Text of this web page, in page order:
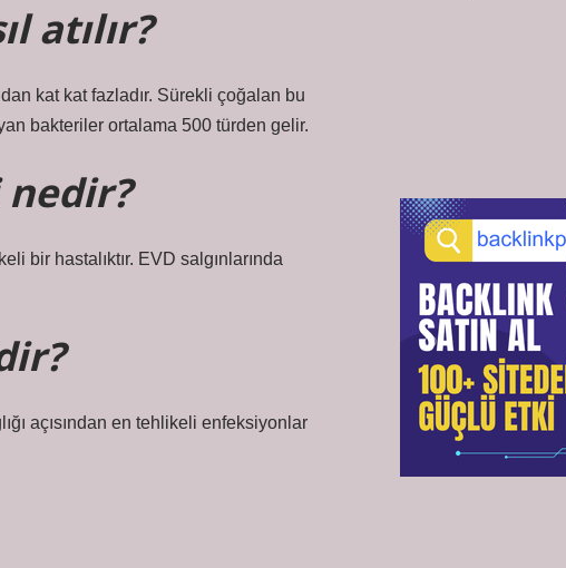
atılır?
kat kat fazladır. Sürekli çoğalan bu
bakteriler ortalama 500 türden gelir.
bir hastalıktır. EVD salgınlarında
açısından en tehlikeli enfeksiyonlar